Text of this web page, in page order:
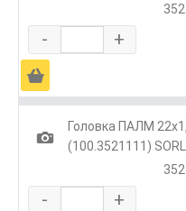
- +
Ä
1
Головка ПАЛМ
(100.3521111) SORL
- +